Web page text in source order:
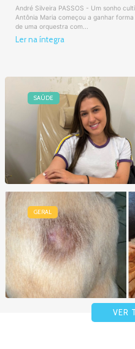
André Silveira PASSOS - Um sonho
Antônia Maria começou a ganhar
de uma orquestra com...
Ler na íntegra
SAÚDE
GERAL
VER